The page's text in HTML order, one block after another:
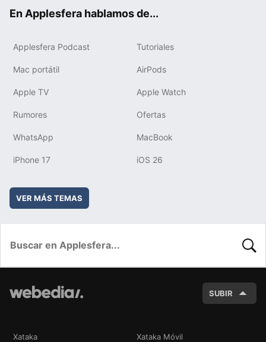
En Applesfera hablamos de...
Applesfera Podcast Tutoriales
Mac portátil AirPods
Apple TV Apple Watch
Rumores Ofertas
WhatsApp MacBook
iPhone 17 iOS 26
VER MÁS TEMAS
SUBIR
Xataka Xataka Móvil